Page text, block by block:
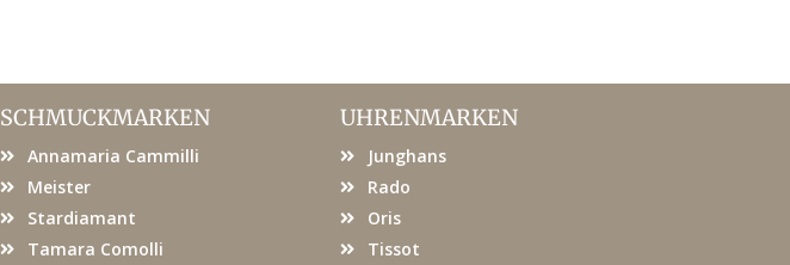
SCHMUCKMARKEN
Annamaria Cammilli
Meister
Stardiamant
Tamara Comolli
UHRENMARKEN
Junghans
Rado
Oris
Tissot